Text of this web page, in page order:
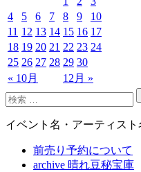
« 10月 12月 »
4
5 6 7 8 9
10
11 12 13 14 15 16 17
18 19 20 21 22 23 24
25 26 27 28 29 30
イベント名・アーティスト
前売り予約について
archive 晴れ豆秘宝庫